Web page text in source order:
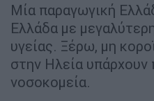
Μία παραγωγική
Ελλάδα με
υγείας. Ξέρω, μη
στην Ηλεία
νοσοκομεία.